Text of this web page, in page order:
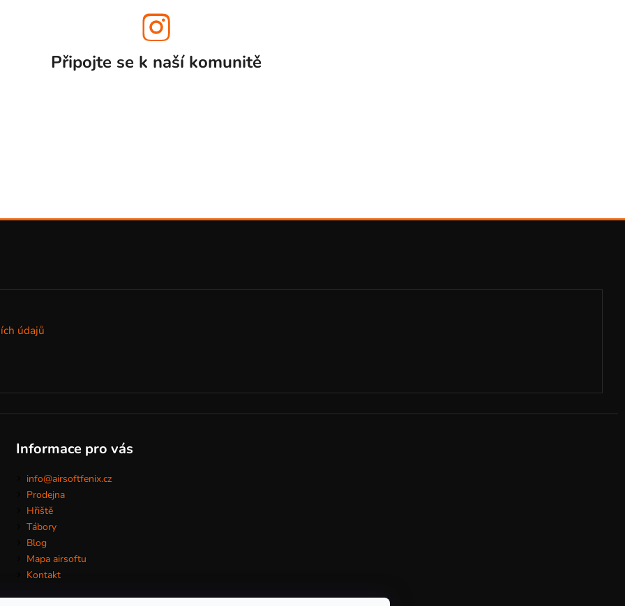
Připojte se k naší komunitě
údajů
Informace pro vás
info@airsoftfenix.cz
Prodejna
Hřiště
Tábory
Blog
Mapa airsoftu
Kontakt